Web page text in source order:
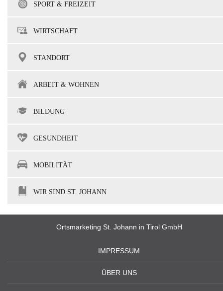
SPORT & FREIZEIT
WIRTSCHAFT
STANDORT
ARBEIT & WOHNEN
BILDUNG
GESUNDHEIT
MOBILITÄT
WIR SIND ST. JOHANN
Ortsmarketing St. Johann in Tirol GmbH
IMPRESSUM
ÜBER UNS